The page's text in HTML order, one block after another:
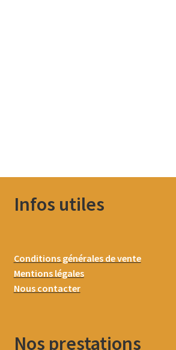
Infos utiles
Conditions générales de vente
Mentions légales
Nous contacter
Nos prestations